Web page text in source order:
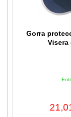
Gorra
Visera